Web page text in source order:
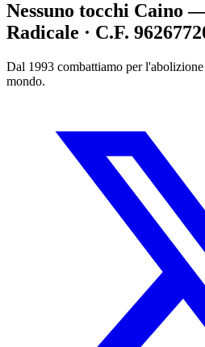
Nessuno tocchi Caino
Radicale · C.F.
Dal 1993 combattiamo per
mondo.